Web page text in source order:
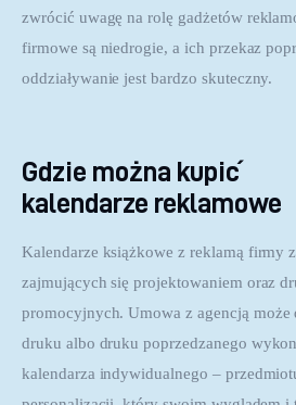
zwrócić uwagę na rolę gadżetów
firmowe są niedrogie, a ich przekaz
oddziaływanie jest bardzo skuteczny.
Gdzie można kupić
kalendarze reklamowe
Kalendarze książkowe z reklamą firmy
zajmujących się projektowaniem oraz
promocyjnych. Umowa z agencją może
druku albo druku poprzedzanego
kalendarza indywidualnego –